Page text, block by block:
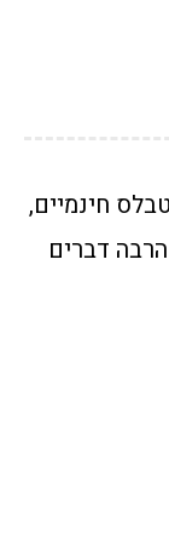
חינמיים,
הרבה דברים